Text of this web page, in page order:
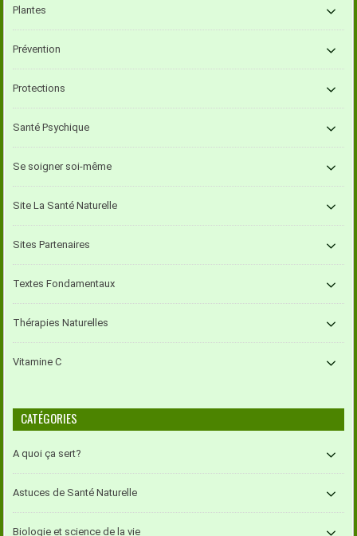
Plantes
Prévention
Protections
Santé Psychique
Se soigner soi-même
Site La Santé Naturelle
Sites Partenaires
Textes Fondamentaux
Thérapies Naturelles
Vitamine C
CATÉGORIES
A quoi ça sert?
Astuces de Santé Naturelle
Biologie et science de la vie